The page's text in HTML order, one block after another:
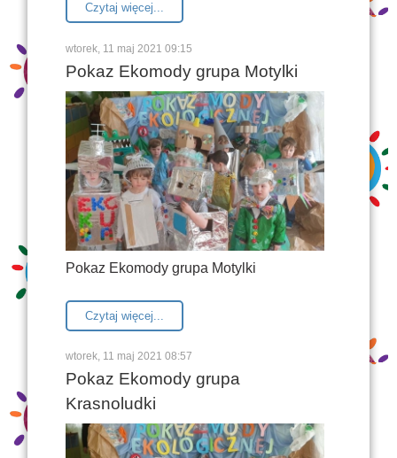
Czytaj więcej...
wtorek, 11 maj 2021 09:15
Pokaz Ekomody grupa Motylki
Pokaz Ekomody grupa Motylki
Czytaj więcej...
wtorek, 11 maj 2021 08:57
Pokaz Ekomody grupa
Krasnoludki